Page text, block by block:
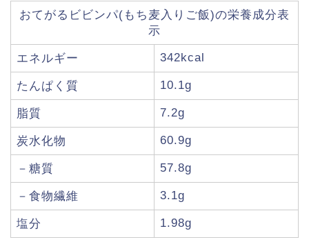
おてがるビビンパ(もち麦入りご飯)の栄養成分表
示
エネルギー 342kcal
たんぱく質 10.1g
脂質 7.2g
炭水化物 60.9g
－糖質 57.8g
－食物繊維 3.1g
塩分 1.98g